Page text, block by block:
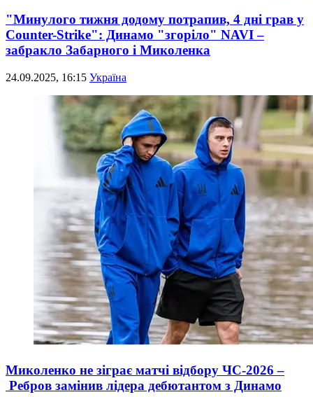
"Минулого тижня додому потрапив, 4 дні грав у
Counter-Strike": Динамо "згоріло" NAVI –
забракло Забарного і Миколенка
24.09.2025, 16:15 Україна
Миколенко не зіграє матчі відбору ЧС-2026 –
Ребров замінив лідера дебютантом з Динамо